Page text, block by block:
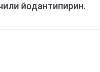
йодантипирин.